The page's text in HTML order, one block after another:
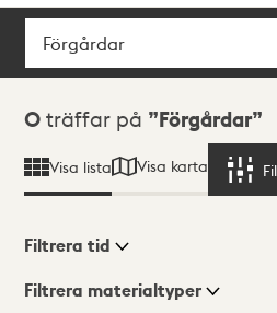
Sök
Sökresultat
0 träffar på Förgårdar
Visa lista Visa karta
Visningsläge
Filtrera tid
Filtrera materialtyper